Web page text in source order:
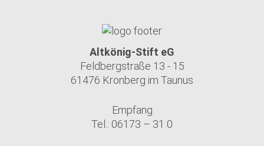
Altkönig-Stift eG
Feldbergstraße 13 - 15
61476 Kronberg im Taunus
Empfang
Tel.: 06173 – 31 0